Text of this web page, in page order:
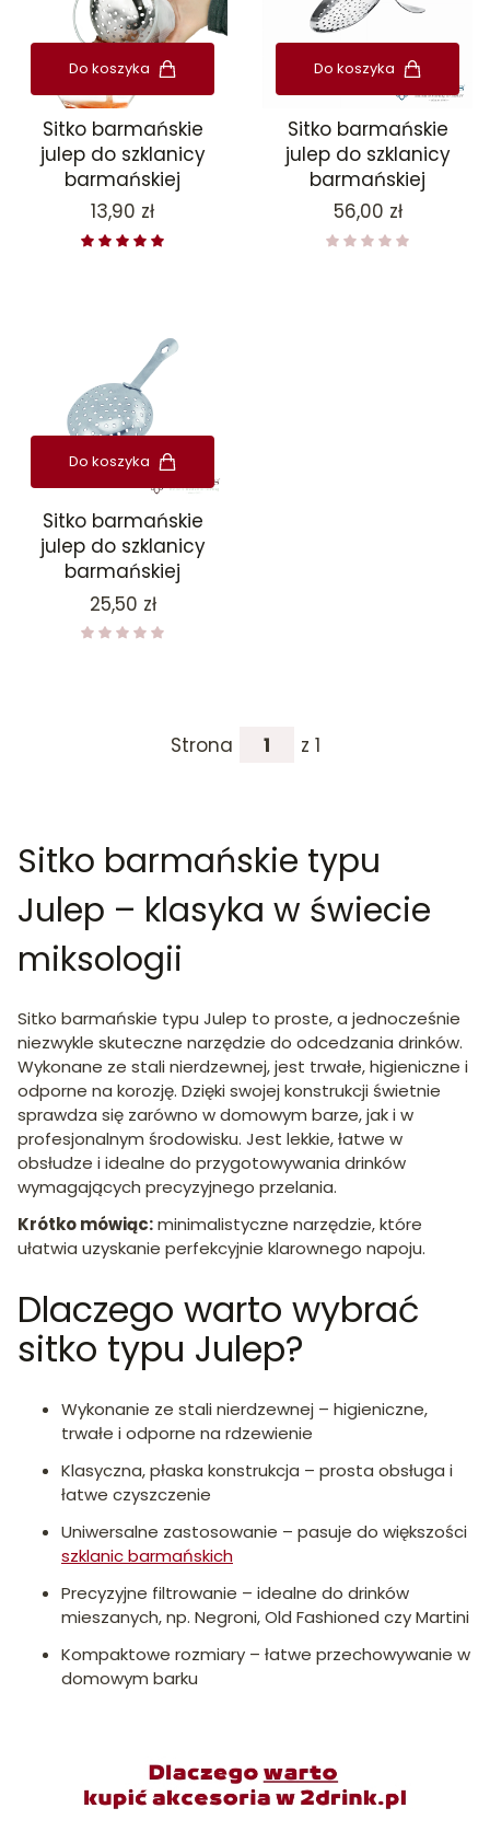
Do koszyka
Sitko barmańskie
julep do szklanicy
barmańskiej
Cena
13,90 zł
Do koszyka
Sitko barmańskie
julep do szklanicy
barmańskiej
Cena
56,00 zł
Do koszyka
Sitko barmańskie
julep do szklanicy
barmańskiej
Cena
25,50 zł
Strona z 1
Sitko barmańskie typu
Julep – klasyka w świecie
miksologii
Sitko barmańskie typu Julep to proste, a jednocześnie
niezwykle skuteczne narzędzie do odcedzania drinków.
Wykonane ze stali nierdzewnej, jest trwałe, higieniczne i
odporne na korozję. Dzięki swojej konstrukcji świetnie
sprawdza się zarówno w domowym barze, jak i w
profesjonalnym środowisku. Jest lekkie, łatwe w
obsłudze i idealne do przygotowywania drinków
wymagających precyzyjnego przelania.
Krótko mówiąc:minimalistyczne narzędzie, które
ułatwia uzyskanie perfekcyjnie klarownego napoju.
Dlaczego warto wybrać
sitko typu Julep?
Wykonanie ze stali nierdzewnej – higieniczne,
trwałe i odporne na rdzewienie
Klasyczna, płaska konstrukcja – prosta obsługa i
łatwe czyszczenie
Uniwersalne zastosowanie – pasuje do większości
szklanic barmańskich
Precyzyjne filtrowanie – idealne do drinków
mieszanych, np. Negroni, Old Fashioned czy Martini
Kompaktowe rozmiary – łatwe przechowywanie w
domowym barku